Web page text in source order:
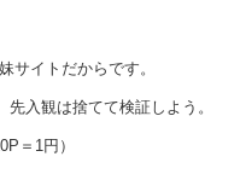
サイトだからです。
入観は捨てて検証しよう。
＝1円）